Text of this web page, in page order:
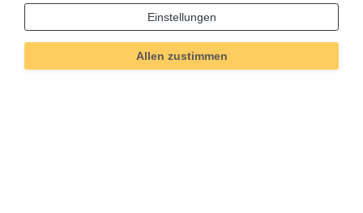
Einstellungen
Allen zustimmen